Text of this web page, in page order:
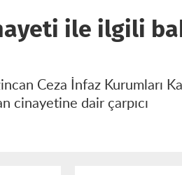
ile ilgili
Ceza İnfaz Kurumları
cinayetine dair çarpıcı